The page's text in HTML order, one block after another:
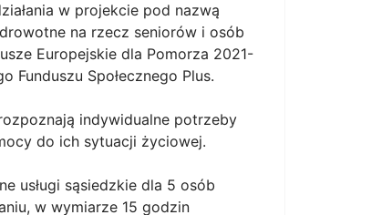
w projekcie pod nazwą
na rzecz seniorów i osób
Europejskie dla Pomorza 2021-
Funduszu Społecznego Plus.
indywidualne potrzeby
do ich sytuacji życiowej.
usługi sąsiedzkie dla 5 osób
w wymiarze 15 godzin